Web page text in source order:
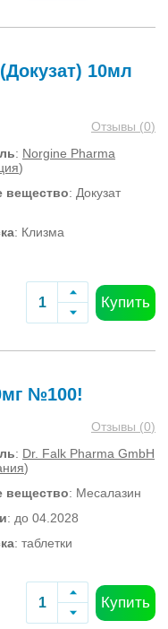
10мл
Отзывы (0)
: Norgine Pharma
)
вещество: Докузат
: Клизма
Купить
№100!
Отзывы (0)
: Dr. Falk Pharma GmbH
)
вещество: Месалазин
: до 04.2028
: таблетки
Купить